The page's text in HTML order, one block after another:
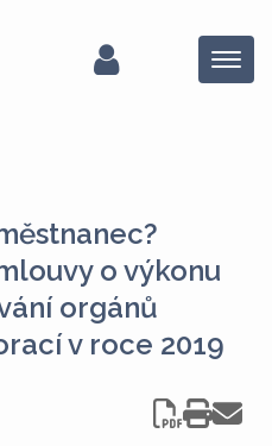
Menu
o výkonu
orgánů
v roce 2019